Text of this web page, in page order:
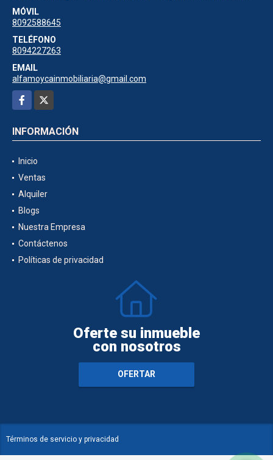
MÓVIL
8092588645
TELÉFONO
8094227263
EMAIL
alfamoycainmobiliaria@gmail.com
Facebook
INFORMACIÓN
Inicio
Ventas
Alquiler
Blogs
Nuestra Empresa
Contáctenos
Políticas de privacidad
Oferte su inmueble
con nosotros
OFERTAR
Términos de servicio y privacidad